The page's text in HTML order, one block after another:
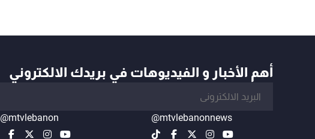
أهم الأخبار و الفيديوهات في بريدك الالكتروني
@mtvlebanonnews
@mtvlebanon